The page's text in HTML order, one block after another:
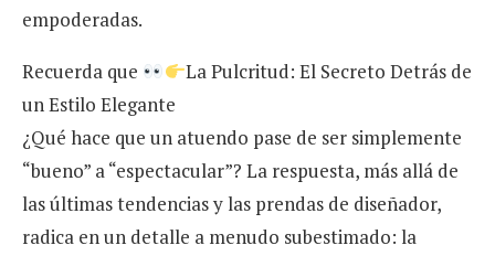
empoderadas.
Recuerda que
La Pulcritud: El Secreto Detrás de
un Estilo Elegante
¿Qué hace que un atuendo pase de ser simplemente
“bueno” a “espectacular”? La respuesta, más allá de
las últimas tendencias y las prendas de diseñador,
radica en un detalle a menudo subestimado: la